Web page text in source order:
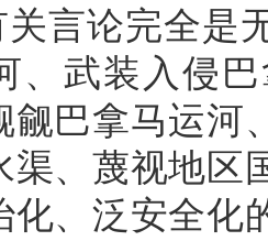
言论完全是
、武装入侵
觎巴拿马运河
渠、蔑视地区
化、泛安全化